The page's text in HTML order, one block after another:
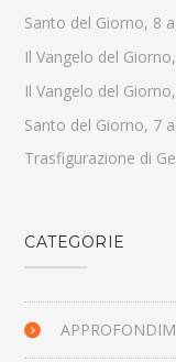
Santo del Giorno, 8
Il Vangelo del
Il Vangelo del
Santo del Giorno, 7
Trasfigurazione di
CATEGORIE